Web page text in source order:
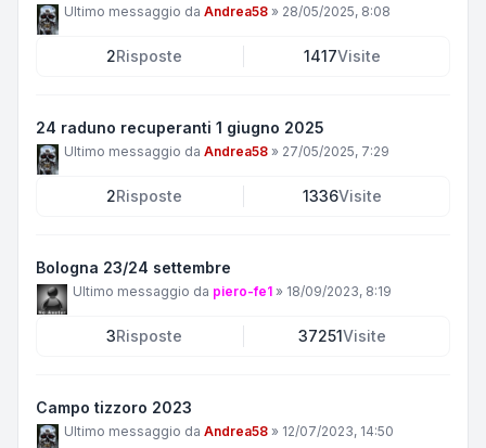
Ultimo messaggio da Andrea58 » 28/05/2025, 8:08
2Risposte 1417Visite
24 raduno recuperanti 1 giugno 2025
Ultimo messaggio da Andrea58 » 27/05/2025, 7:29
2Risposte 1336Visite
Bologna 23/24 settembre
Ultimo messaggio da piero-fe1 » 18/09/2023, 8:19
3Risposte 37251Visite
Campo tizzoro 2023
Ultimo messaggio da Andrea58 » 12/07/2023, 14:50